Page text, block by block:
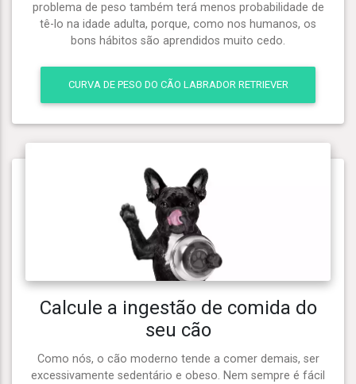
problema de peso também terá menos probabilidade de
tê-lo na idade adulta, porque, como nos humanos, os
bons hábitos são aprendidos muito cedo.
CURVA DE PESO DO CÃO LABRADOR RETRIEVER
Calcule a ingestão de comida do
seu cão
Como nós, o cão moderno tende a comer demais, ser
excessivamente sedentário e obeso. Nem sempre é fácil